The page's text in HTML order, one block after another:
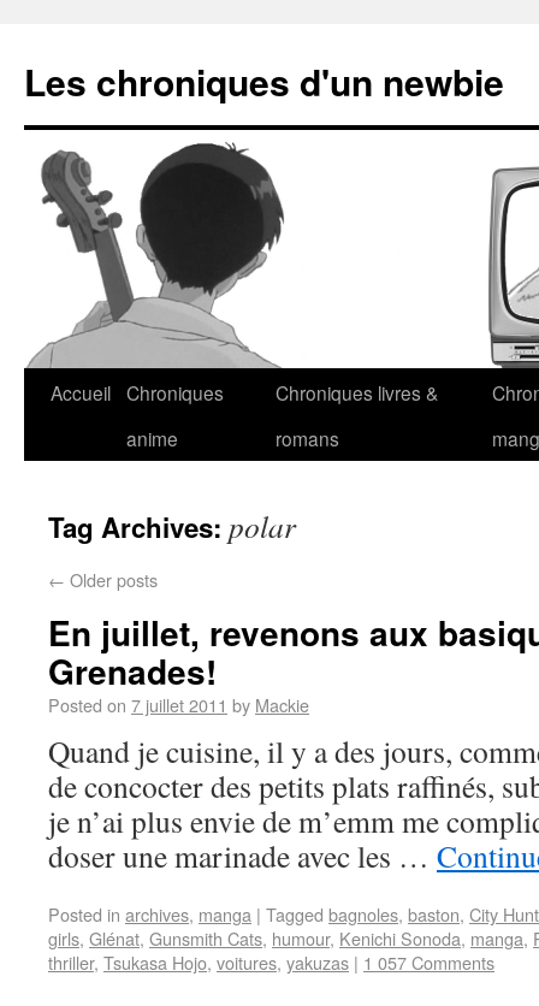
Les chroniques d'un newbie
Accueil Chroniques
anime
Chroniques livres &
romans
Tag Archives: polar
← Older posts
En juillet, revenons aux
Grenades!
Posted on 7 juillet 2011 by Mackie
Quand je cuisine, il y a des jours,
de concocter des petits plats raffinés,
je n’ai plus envie de m’emm me
doser une marinade avec les …
Posted in archives, manga | Tagged bagnoles, baston, City
girls, Glénat, Gunsmith Cats, humour, Kenichi Sonoda, manga,
thriller, Tsukasa Hojo, voitures, yakuzas | 1 057 Comments